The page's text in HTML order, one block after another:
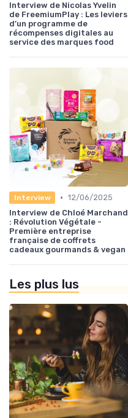
Interview de Nicolas Yvelin
de FreemiumPlay : Les leviers
d’un programme de
récompenses digitales au
service des marques food
Interview • 12/06/2025
Interview de Chloé Marchand
: Révolution Végétale -
Première entreprise
française de coffrets
cadeaux gourmands & vegan
Les plus lus